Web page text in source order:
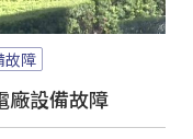
故障
廠設備故障